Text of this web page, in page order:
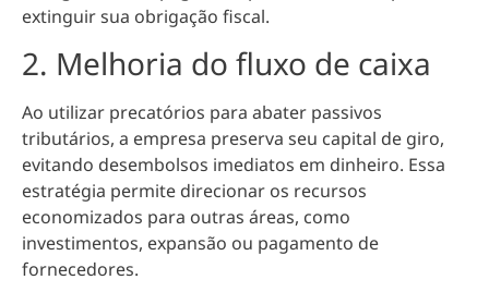
extinguir sua obrigação fiscal.
2. Melhoria do fluxo de caixa
Ao utilizar precatórios para abater passivos
tributários, a empresa preserva seu capital de giro,
evitando desembolsos imediatos em dinheiro. Essa
estratégia permite direcionar os recursos
economizados para outras áreas, como
investimentos, expansão ou pagamento de
fornecedores.